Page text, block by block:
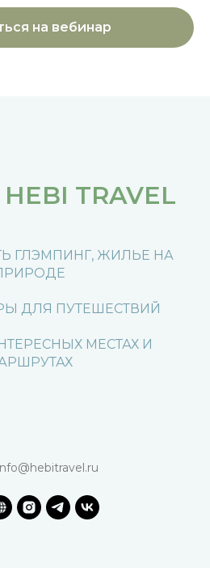
на вебинар
TRAVEL
ГЛЭМПИНГ, ЖИЛЬЕ НА
ДЛЯ ПУТЕШЕСТВИЙ
МЕСТАХ И